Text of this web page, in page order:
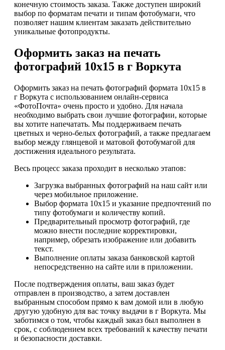
конечную стоимость заказа. Также доступен широкий
выбор по форматам печати и типам фотобумаги, что
позволяет нашим клиентам заказать действительно
уникальные фотопродукты.
Оформить заказ на печать
фотографий 10х15 в г Воркута
Оформить заказ на печать фотографий формата 10х15 в
г Воркута с использованием онлайн-сервиса
«ФотоПочта» очень просто и удобно. Для начала
необходимо выбрать свои лучшие фотографии, которые
вы хотите напечатать. Мы поддерживаем печать
цветных и черно-белых фотографий, а также предлагаем
выбор между глянцевой и матовой фотобумагой для
достижения идеального результата.
Весь процесс заказа проходит в несколько этапов:
Загрузка выбранных фотографий на наш сайт или
через мобильное приложение.
Выбор формата 10х15 и указание предпочтений по
типу фотобумаги и количеству копий.
Предварительный просмотр фотографий, где
можно внести последние корректировки,
например, обрезать изображение или добавить
текст.
Выполнение оплаты заказа банковской картой
непосредственно на сайте или в приложении.
После подтверждения оплаты, ваш заказ будет
отправлен в производство, а затем доставлен
выбранным способом прямо к вам домой или в любую
другую удобную для вас точку выдачи в г Воркута. Мы
заботимся о том, чтобы каждый заказ был выполнен в
срок, с соблюдением всех требований к качеству печати
и безопасности доставки.